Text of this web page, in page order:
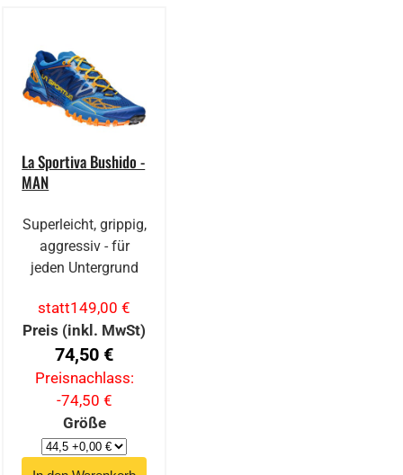
La Sportiva Bushido -
MAN
Superleicht, grippig,
aggressiv - für
jeden Untergrund
statt149,00 €
Preis (inkl. MwSt)
74,50 €
Preisnachlass:
-74,50 €
Größe